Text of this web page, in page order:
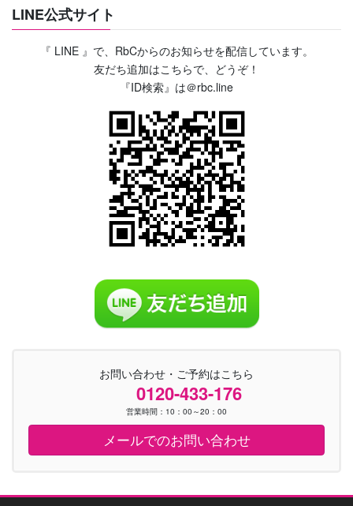
LINE公式サイト
『 LINE 』で、RbCからのお知らせを配信しています。
友だち追加はこちらで、どうぞ！
『ID検索』は＠rbc.line
お問い合わせ・ご予約はこちら
0120-433-176
営業時間：10：00～20：00
メールでのお問い合わせ